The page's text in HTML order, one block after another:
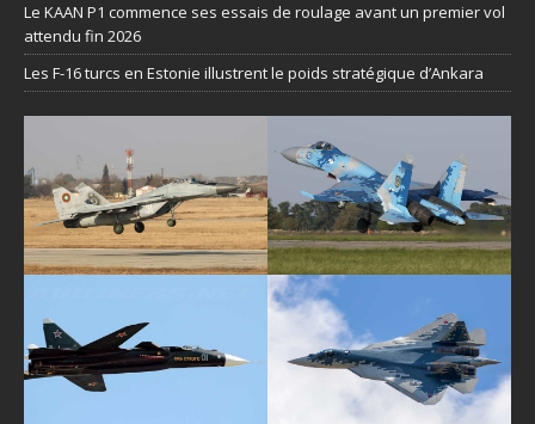
Le KAAN P1 commence ses essais de roulage avant un premier vol
attendu fin 2026
Les F-16 turcs en Estonie illustrent le poids stratégique d’Ankara